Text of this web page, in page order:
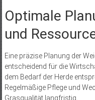
Optimale
und
Eine präzise Planung der
entscheidend für die
dem Bedarf der Herde
Regelmäßige Pflege und
Grasqualität langfristig.